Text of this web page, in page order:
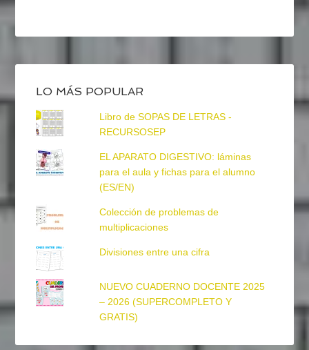
LO MÁS POPULAR
Libro de SOPAS DE LETRAS -
RECURSOSEP
EL APARATO DIGESTIVO: láminas
para el aula y fichas para el alumno
(ES/EN)
Colección de problemas de
multiplicaciones
Divisiones entre una cifra
NUEVO CUADERNO DOCENTE 2025
– 2026 (SUPERCOMPLETO Y
GRATIS)